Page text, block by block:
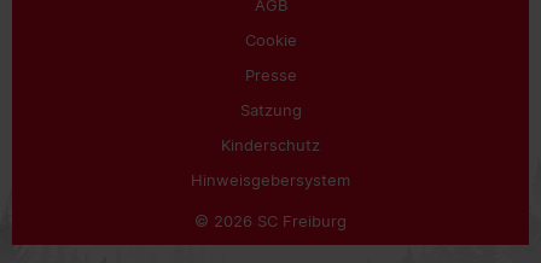
AGB
Cookie
Presse
Satzung
Kinderschutz
Hinweisgebersystem
© 2026 SC Freiburg